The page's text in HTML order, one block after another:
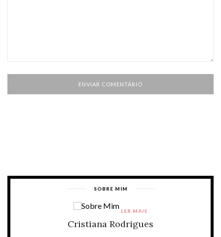
SOBRE MIM
Cristiana Rodrigues
LER MAIS